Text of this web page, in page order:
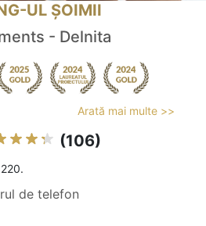
UL ȘOIMII
- Delnita
Arată mai multe >>
(106)
de telefon